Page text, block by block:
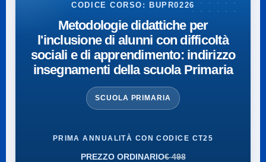
CODICE CORSO: BUPR0226
Metodologie didattiche per
l'inclusione di alunni con difficoltà
sociali e di apprendimento: indirizzo
insegnamenti della scuola Primaria
SCUOLA PRIMARIA
PRIMA ANNUALITÀ CON CODICE CT25
PREZZO ORDINARIO€ 498